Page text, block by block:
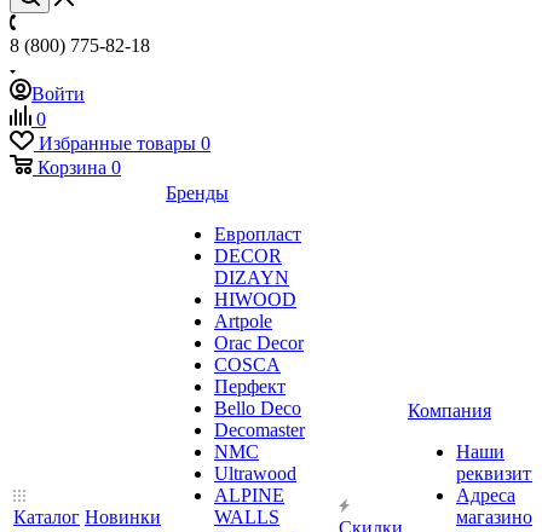
8 (800) 775-82-18
Войти
0
Избранные товары 0
Корзина 0
Каталог Новинки
Бренды
Европласт
DECOR
DIZAYN
HIWOOD
Artpole
Orac Decor
COSCA
Перфект
Bello Deco
Decomaster
NMС
Ultrawood
ALPINE
WALLS
Скидки
Компания
Наши
Адреса
магазинов